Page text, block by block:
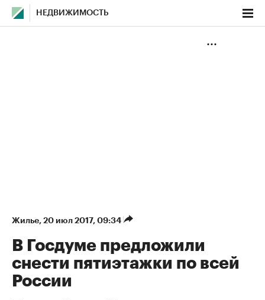
НЕДВИЖИМОСТЬ
Жилье⁠, 20 июл 2017, 09:34
В Госдуме предложили
снести пятиэтажки по всей
России